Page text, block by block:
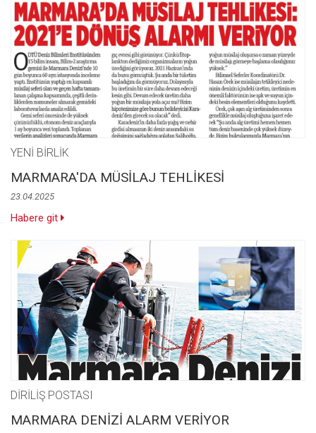
YENİ BİRLİK
MARMARA'DA MÜSİLAJ TEHLİKESİ
23.04.2025
Habere git
DİRİLİŞ POSTASI
MARMARA DENİZİ ALARM VERİYOR